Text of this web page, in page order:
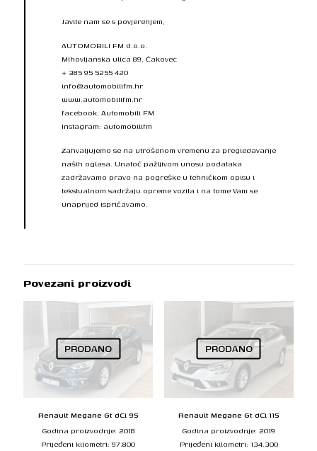
Javite nam se s povjerenjem,
AUTOMOBILI FM d.o.o.
MIhovljanska ulica 89, Čakovec
+ 385 95 5255 420
info@automobilifm.hr
www.automobilifm.hr
facebook: Automobili FM
Instagram: automobilifm
Zahvaljujemo se na utrošenom vremenu za pregledavanje
naših oglasa. Unatoč pažljivom unosu podataka
zadržavamo pravo na pogreške u tehničkom opisu i
tekstualnom sadržaju opreme vozila i na tome Vam se
unaprijed ispričavamo.
Povezani proizvodi
PRODANO
Renault Megane Gt dCi 95
Godina proizvodnje: 2018
Prijeđeni kilometri: 97.800
PRODANO
Renault Megane Gt dCi 115
Godina proizvodnje: 2019
Prijeđeni kilometri: 134.300